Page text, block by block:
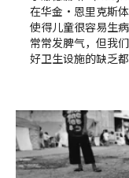
在华金•恩里克斯
使得儿童很容易生
常常发脾气，但我
好卫生设施的缺乏